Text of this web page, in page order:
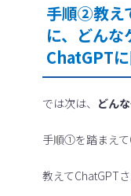
手順②教え
に、どんな
ChatGPT
では次は、 どん
手順①を踏まえて
教えてChatGPTさ